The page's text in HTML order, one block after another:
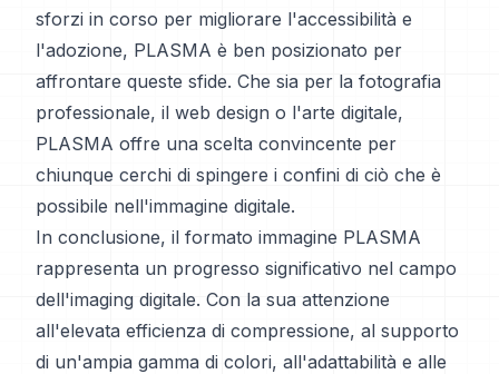
sforzi in corso per migliorare l'accessibilità e
l'adozione, PLASMA è ben posizionato per
affrontare queste sfide. Che sia per la fotografia
professionale, il web design o l'arte digitale,
PLASMA offre una scelta convincente per
chiunque cerchi di spingere i confini di ciò che è
possibile nell'immagine digitale.
In conclusione, il formato immagine PLASMA
rappresenta un progresso significativo nel campo
dell'imaging digitale. Con la sua attenzione
all'elevata efficienza di compressione, al supporto
di un'ampia gamma di colori, all'adattabilità e alle